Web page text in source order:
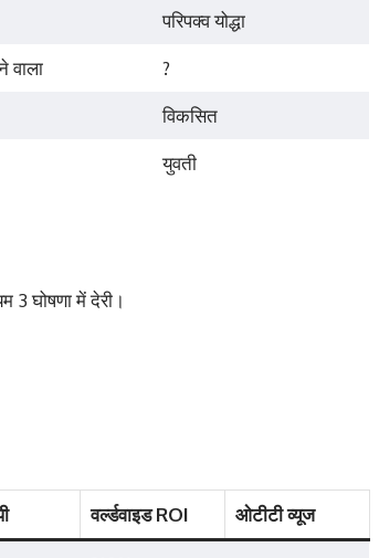
परिपक्व योद्धा
वाला ?
विकसित
युवती
3 घोषणा में देरी।
वर्ल्डवाइड ROI ओटीटी व्यूज